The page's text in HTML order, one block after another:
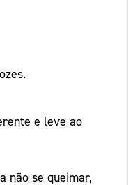
e leve ao
não se queimar,